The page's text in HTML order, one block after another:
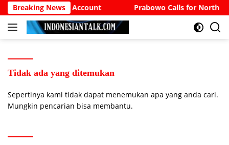
Langsung
ke
konten
Breaking News
The Sufi Bank Account Prabowo Calls for North
Tidak ada yang ditemukan
Sepertinya kami tidak dapat menemukan apa yang anda cari.
Mungkin pencarian bisa membantu.